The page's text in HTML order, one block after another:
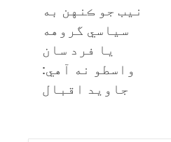
نيب جو ڪنهن به
سياسي گروهه
يا فرد سان
واسطو نه آهي:
جاويد اقبال